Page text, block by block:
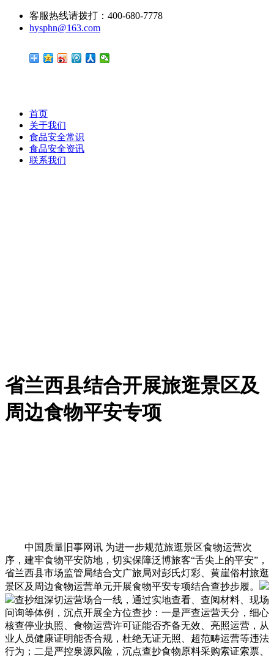
客服热线请拨打：400-680-7778
hysphn@163.com
首页
关于我们
食品安全常识
食品安全资讯
联系我们
省兰西县结合开展旅逛景区及
周边食物平安专项
中国质量旧事网讯 为进一步规范旅逛景区食物运营次
序，建牢食物平安防地，切实保障泛博旅客“舌尖上的平安”，
省兰西县市场监管局结合文广旅局对彭氏灯彩、黄崖俗村旅逛
景区及周边食物运营单元开展食物平安专项结合查抄步履。
查抄组深切运营场合一线，通过实地查看、查阅材料、现场
问询等体例，沉点开展全方位查抄：一是严查运营天分，细心
核查停业执照、食物运营许可证能否齐备无效、亮照运营，从
业人员健康证明能否合规，杜绝无证无照、超范畴运营等违法
行为；二是严控泉源风险，沉点查抄食物原料采购索证索票、